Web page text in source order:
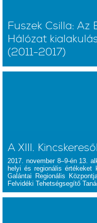
Fuszek Csilla: Az
Hálózat
(2011-2017)
A XIII.
2017. november 8–9-én 13.
helyi és regionális értékeket
Galántai Regionális
Felvidéki Tehetségsegítő